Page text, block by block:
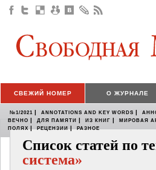
СВЕЖИЙ НОМЕР О ЖУРНАЛЕ
№1/2021 | ANNOTATIONS AND KEY WORDS |
ВЕЧНО | ДЛЯ ПАМЯТИ | ИЗ КНИГ | МИРОВАЯ
ПОЛЯХ | РЕЦЕНЗИИ | РАЗНОЕ
Список статей по
система»